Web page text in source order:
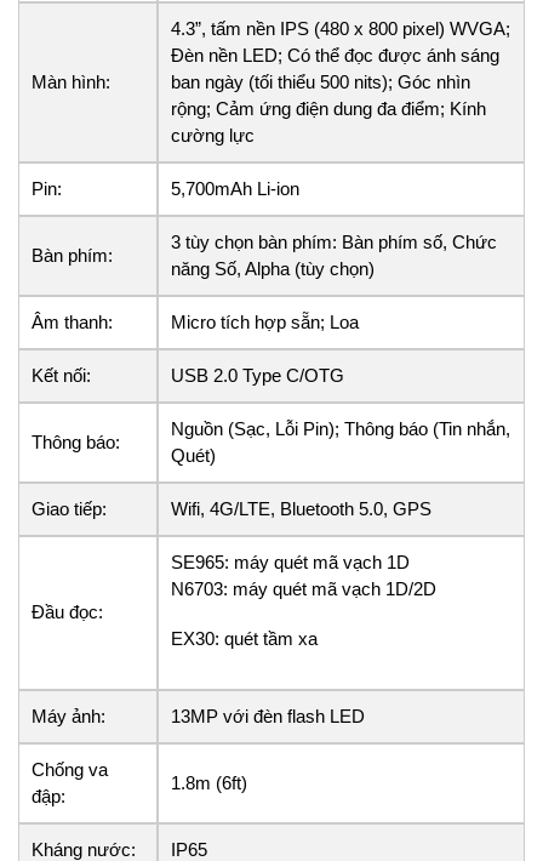
Màn hình:
4.3”, tấm nền IPS (480 x 800 pixel) WVGA;
Đèn nền LED; Có thể đọc được ánh sáng
ban ngày (tối thiểu 500 nits); Góc nhìn
rộng; Cảm ứng điện dung đa điểm; Kính
cường lực
Pin: 5,700mAh Li-ion
Bàn phím:
3 tùy chọn bàn phím: Bàn phím số, Chức
năng Số, Alpha (tùy chọn)
Âm thanh: Micro tích hợp sẵn; Loa
Kết nối: USB 2.0 Type C/OTG
Thông báo:
Nguồn (Sạc, Lỗi Pin); Thông báo (Tin nhắn,
Quét)
Giao tiếp: Wifi, 4G/LTE, Bluetooth 5.0, GPS
Đầu đọc:
SE965: máy quét mã vạch 1D
N6703: máy quét mã vạch 1D/2D
EX30: quét tầm xa
Máy ảnh: 13MP với đèn flash LED
Chống va
đập:
1.8m (6ft)
Kháng nước: IP65